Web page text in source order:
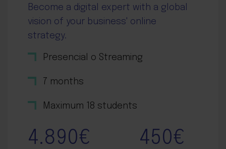
Become a digital expert with a global
vision of your business' online
strategy.
Presencial o Streaming
7 months
Maximum 18 students
4.890€ 450€